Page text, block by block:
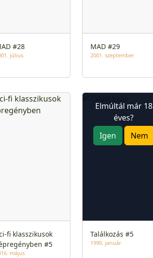
#28
július
MAD #29
2001. szeptember
fi klasszikusok
#5
május
Elmúltál már 18
éves?
Igen
Nem
Találkozás #5
1990. január